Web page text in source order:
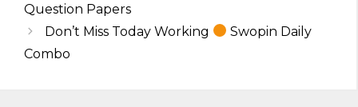
Question Papers
Don’t Miss Today Working
Swopin Daily
Combo